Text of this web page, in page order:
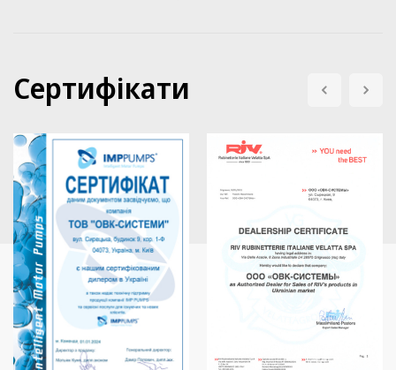
Сертифікати